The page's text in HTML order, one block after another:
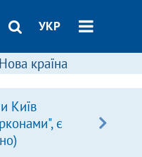
УКР
Нова країна
Київ
є